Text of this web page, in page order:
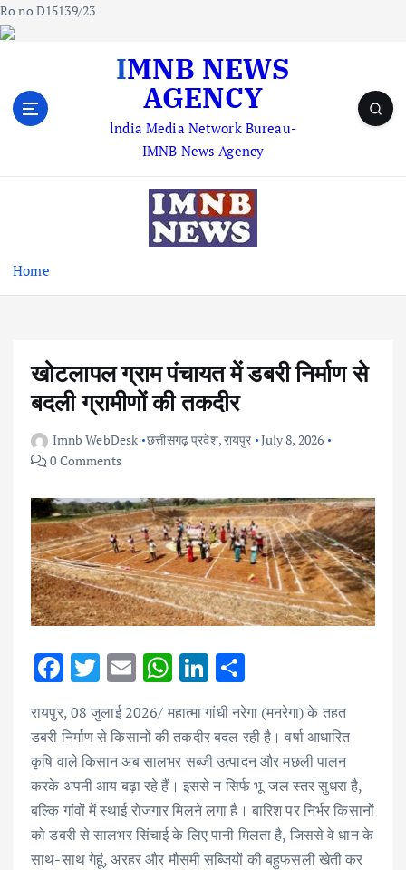
Ro no D15139/23
IMNB NEWS
AGENCY
lndia Media Network Bureau-
IMNB News Agency
Home
खोटलापल ग्राम पंचायत में डबरी निर्माण से
बदली ग्रामीणों की तकदीर
Imnb WebDesk छत्तीसगढ़ प्रदेश,रायपुर July 8, 2026
0 Comments
F
e
b
o
o
k
T
w
it
te
r
E
ai
l
W
at
s
A
p
p
Li
n
k
e
dI
n
ar
e
रायपुर, 08 जुलाई 2026/ महात्मा गांधी नरेगा (मनरेगा) के तहत
डबरी निर्माण से किसानों की तकदीर बदल रही है। वर्षा आधारित
कृषि वाले किसान अब सालभर सब्जी उत्पादन और मछली पालन
करके अपनी आय बढ़ा रहे हैं। इससे न सिर्फ भू-जल स्तर सुधरा है,
बल्कि गांवों में स्थाई रोजगार मिलने लगा है। बारिश पर निर्भर किसानों
को डबरी से सालभर सिंचाई के लिए पानी मिलता है, जिससे वे धान के
साथ-साथ गेहूं, अरहर और मौसमी सब्जियों की बहुफसली खेती कर